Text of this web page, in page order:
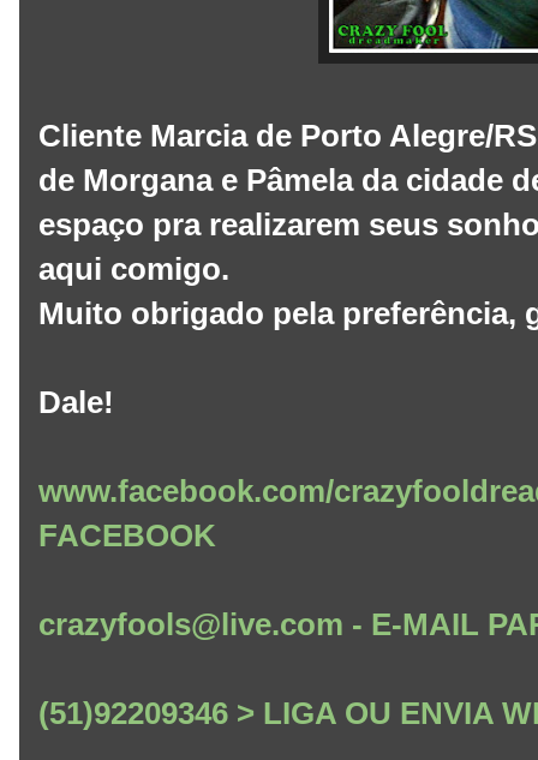
Cliente Marcia de Porto Alegre/
de Morgana e Pâmela da cidade
espaço pra realizarem seus
aqui comigo.
Muito obrigado pela preferência,
Dale!
www.facebook.com/
FACEBOOK
crazyfools@live.com - E-MAIL
(51)92209346 > LIGA OU ENVIA